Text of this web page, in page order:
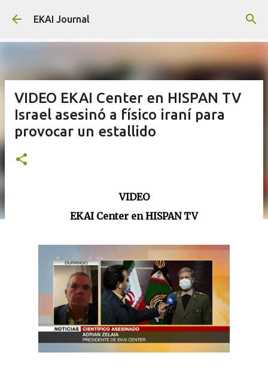
EKAI Journal
VIDEO EKAI Center en HISPAN TV
Israel asesinó a físico iraní para
provocar un estallido
VIDEO
EKAI Center en HISPAN TV